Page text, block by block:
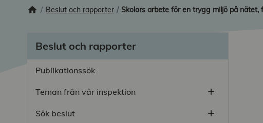
home Startsida
Beslut och rapporter Skolors arbete för en trygg miljö på nätet,
Beslut och rapporter
Publikationssök
Teman från vår inspektion addÖppna
Sök beslut addÖppna